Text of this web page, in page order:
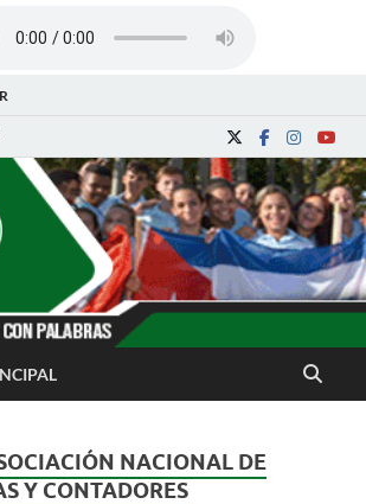
Radio Florida de
Cuba
Noticias y Actualidades de Florida, Camagüey,
NACIONAL DE
Y CONTADORES